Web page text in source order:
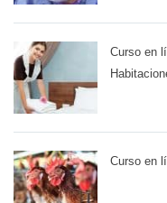
Curso en
Curso en